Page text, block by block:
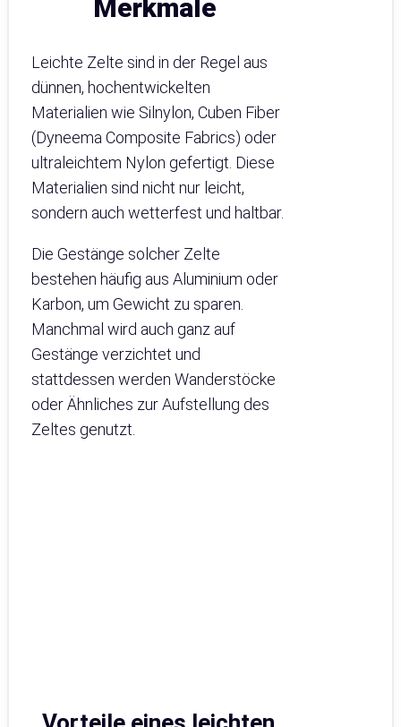
Merkmale
Leichte Zelte sind in der Regel aus
dünnen, hochentwickelten
Materialien wie Silnylon, Cuben Fiber
(Dyneema Composite Fabrics) oder
ultraleichtem Nylon gefertigt. Diese
Materialien sind nicht nur leicht,
sondern auch wetterfest und haltbar.
Die Gestänge solcher Zelte
bestehen häufig aus Aluminium oder
Karbon, um Gewicht zu sparen.
Manchmal wird auch ganz auf
Gestänge verzichtet und
stattdessen werden Wanderstöcke
oder Ähnliches zur Aufstellung des
Zeltes genutzt.